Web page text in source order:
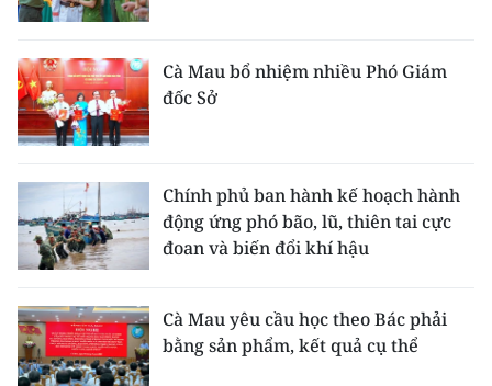
Cà Mau bổ nhiệm nhiều Phó Giám
đốc Sở
Chính phủ ban hành kế hoạch hành
động ứng phó bão, lũ, thiên tai cực
đoan và biến đổi khí hậu
Cà Mau yêu cầu học theo Bác phải
bằng sản phẩm, kết quả cụ thể